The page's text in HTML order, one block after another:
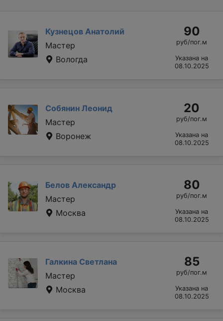
Кузнецов Анатолий
Мастер
Вологда
90
руб/пог.м
Указана на
08.10.2025
Собянин Леонид
Мастер
Воронеж
20
руб/пог.м
Указана на
08.10.2025
Белов Александр
Мастер
Москва
80
руб/пог.м
Указана на
08.10.2025
Галкина Светлана
Мастер
Москва
85
руб/пог.м
Указана на
08.10.2025